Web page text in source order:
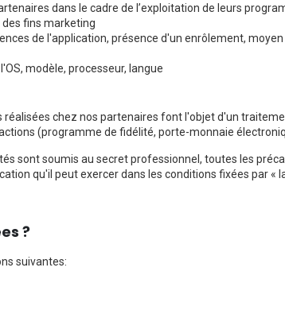
dans le cadre de l’exploitation de leurs
fins marketing
de l'application, présence d'un enrôlement,
modèle, processeur, langue
chez nos partenaires font l'objet d'un
(programme de fidélité, porte-monnaie
sont soumis au secret professionnel, toutes les
qu'il peut exercer dans les conditions fixées par «
?
suivantes: